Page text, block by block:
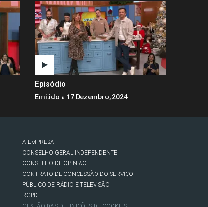
Episódio
Emitido a 17 Dezembro, 2024
A EMPRESA
CONSELHO GERAL INDEPENDENTE
CONSELHO DE OPINIÃO
CONTRATO DE CONCESSÃO DO SERVIÇO
PÚBLICO DE RÁDIO E TELEVISÃO
RGPD